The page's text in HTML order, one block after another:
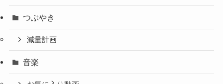
つぶやき
減量計画
音楽